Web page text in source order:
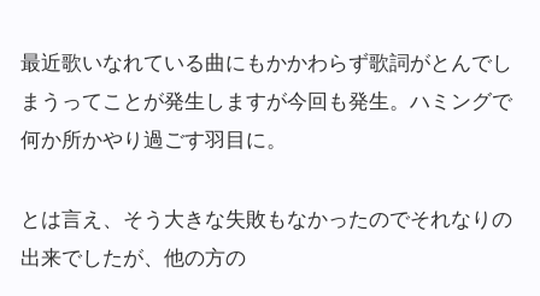
最近歌いなれている曲にもかかわらず歌詞がとんでし
まうってことが発生しますが今回も発生。ハミングで
何か所かやり過ごす羽目に。
とは言え、そう大きな失敗もなかったのでそれなりの
出来でしたが、他の方の